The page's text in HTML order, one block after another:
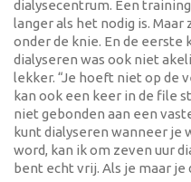
dialysecentrum. Een
langer als het nodig is.
onder de knie. En de eerste
dialyseren was ook niet
lekker. “Je hoeft niet op de
kan ook een keer in de file
niet gebonden aan een
kunt dialyseren wanneer je
word, kan ik om zeven uur
bent echt vrij. Als je maar je